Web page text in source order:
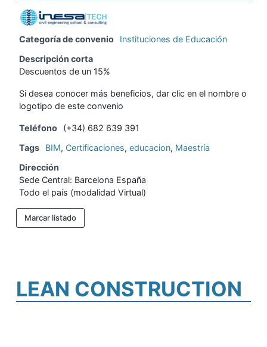
Categoría de convenio
Instituciones de Educación
Descripción corta
Descuentos de un 15%
Si desea conocer más beneficios, dar clic en el nombre o
logotipo de este convenio
Teléfono
(+34) 682 639 391
Tags
BIM, Certificaciones, educacion, Maestría
Dirección
Sede Central: Barcelona España
Todo el país (modalidad Virtual)
Marcar listado
LEAN CONSTRUCTION